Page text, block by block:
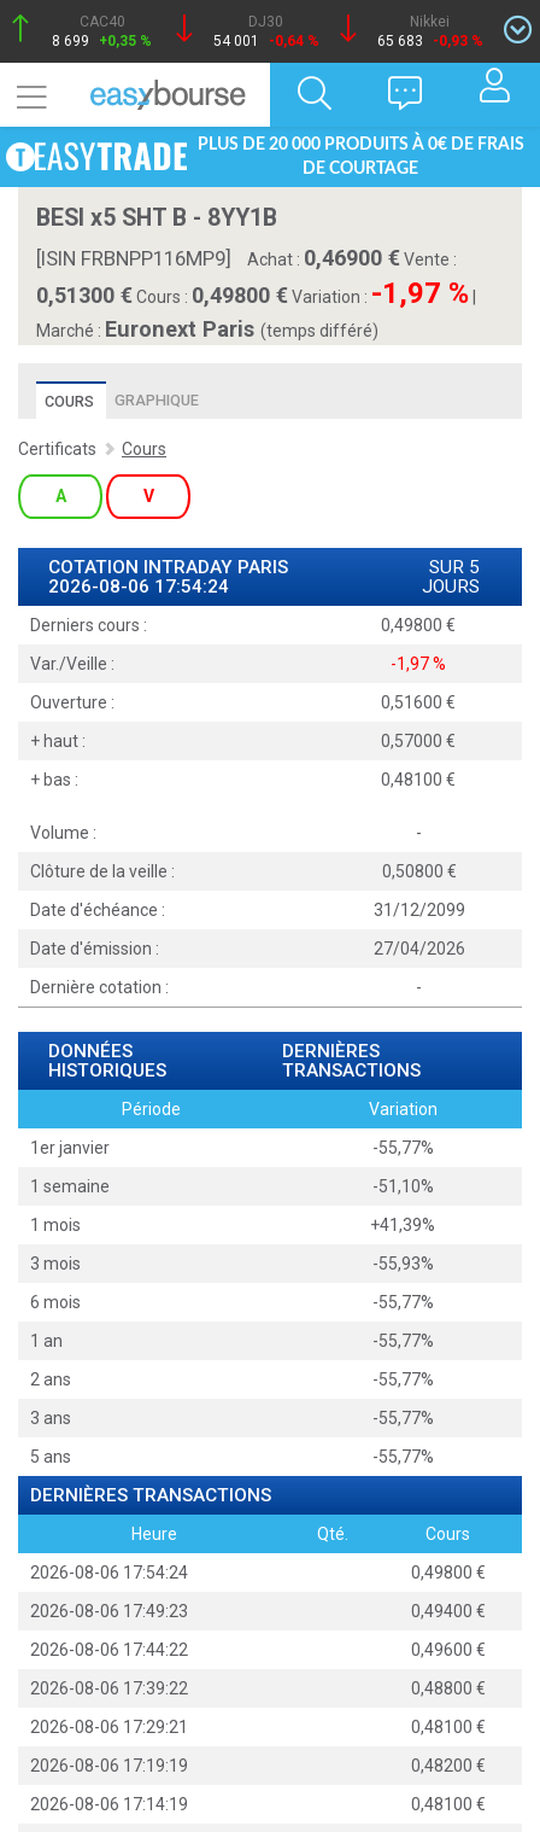
CAC40
8 699
+0,35 %
DJ30
54 001
-0,64 %
Nikkei
65 683
-0,93 %
PLUS DE 20 000 PRODUITS À 0€ DE FRAIS
DE COURTAGE
BESI x5 SHT B - 8YY1B
[ISIN FRBNPP116MP9] Achat : 0,46900Vente :
0,51300Cours : 0,49800Variation : -1,97 %
Marché : Euronext Paris (temps différé)
COURS GRAPHIQUE
Certificats Cours
A V
COTATION INTRADAY PARIS
2026-08-06 17:54:24
SUR 5
JOURS
Derniers cours :
0,49800
Var./Veille :
-1,97 %
Ouverture :
0,51600
+ haut :
0,57000
+ bas :
0,48100
Volume :
-
Clôture de la veille :
0,50800
Date d'échéance :
31/12/2099
Date d'émission :
27/04/2026
Dernière cotation :
-
DONNÉES
HISTORIQUES
DERNIÈRES
TRANSACTIONS
Période
Variation
1er janvier
-55,77%
1 semaine
-51,10%
1 mois
+41,39%
3 mois
-55,93%
6 mois
-55,77%
1 an
-55,77%
2 ans
-55,77%
3 ans
-55,77%
5 ans
-55,77%
DERNIÈRES TRANSACTIONS
Heure Qté.
Cours
2026-08-06 17:54:24
0,49800
2026-08-06 17:49:23
0,49400
2026-08-06 17:44:22
0,49600
2026-08-06 17:39:22
0,48800
2026-08-06 17:29:21
0,48100
2026-08-06 17:19:19
0,48200
2026-08-06 17:14:19
0,48100